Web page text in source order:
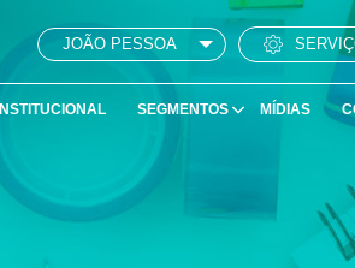
JOÃO PESSOA
INSTITUCIONAL SEGMENTOS MÍDIAS